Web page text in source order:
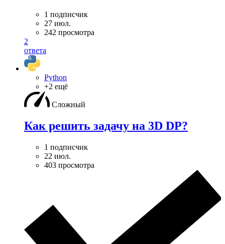
1 подписчик
27 июл.
242 просмотра
2
ответа
Python
+2 ещё
Сложный
Как решить задачу на 3D DP?
1 подписчик
22 июл.
403 просмотра